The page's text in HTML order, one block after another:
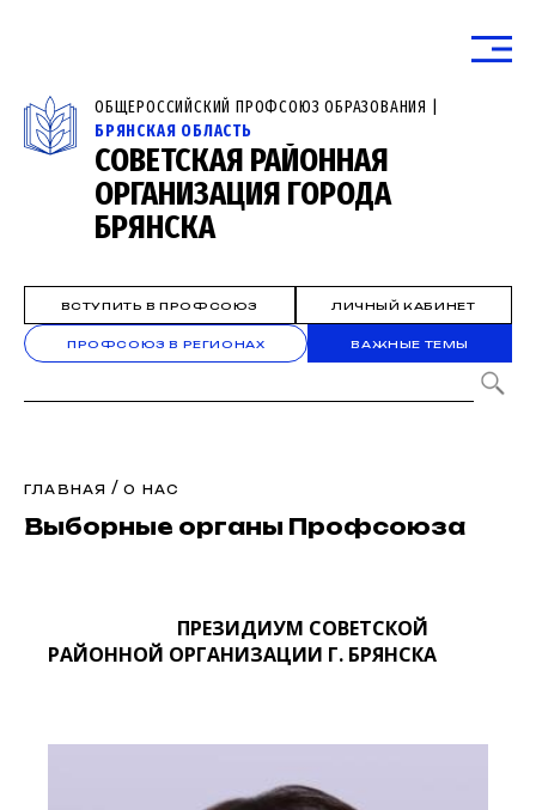
ОБЩЕРОССИЙСКИЙ ПРОФСОЮЗ ОБРАЗОВАНИЯ |
БРЯНСКАЯ ОБЛАСТЬ
СОВЕТСКАЯ РАЙОННАЯ
ОРГАНИЗАЦИЯ ГОРОДА
БРЯНСКА
ВСТУПИТЬ В ПРОФСОЮЗ ЛИЧНЫЙ КАБИНЕТ
ПРОФСОЮЗ В РЕГИОНАХ ВАЖНЫЕ ТЕМЫ
ГЛАВНАЯ /О НАС
Выборные органы Профсоюза
ПРЕЗИДИУМ СОВЕТСКОЙ
РАЙОННОЙ ОРГАНИЗАЦИИ Г. БРЯНСКА